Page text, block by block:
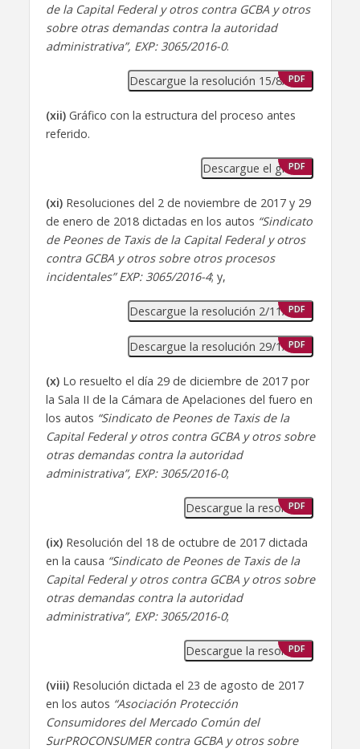
de la Capital Federal y otros contra GCBA y otros
sobre otras demandas contra la autoridad
administrativa”, EXP: 3065/2016-0.
Descargue la resolución 15/8/2018
PDF
(xii)Gráfico con la estructura del proceso antes
referido.
Descargue el gráfico
PDF
(xi)Resoluciones del 2 de noviembre de 2017 y 29
de enero de 2018 dictadas en los autos “Sindicato
de Peones de Taxis de la Capital Federal y otros
contra GCBA y otros sobre otros procesos
incidentales” EXP: 3065/2016-4; y,
Descargue la resolución 2/11/2017
PDF
Descargue la resolución 29/1/2018
PDF
(x)Lo resuelto el día 29 de diciembre de 2017 por
la Sala II de la Cámara de Apelaciones del fuero en
los autos “Sindicato de Peones de Taxis de la
Capital Federal y otros contra GCBA y otros sobre
otras demandas contra la autoridad
administrativa”, EXP: 3065/2016-0;
Descargue la resolución
PDF
(ix)Resolución del 18 de octubre de 2017 dictada
en la causa “Sindicato de Peones de Taxis de la
Capital Federal y otros contra GCBA y otros sobre
otras demandas contra la autoridad
administrativa”, EXP: 3065/2016-0;
Descargue la resolución
PDF
(viii)Resolución dictada el 23 de agosto de 2017
en los autos “Asociación Protección
Consumidores del Mercado Común del
SurPROCONSUMER contra GCBA y otros sobre